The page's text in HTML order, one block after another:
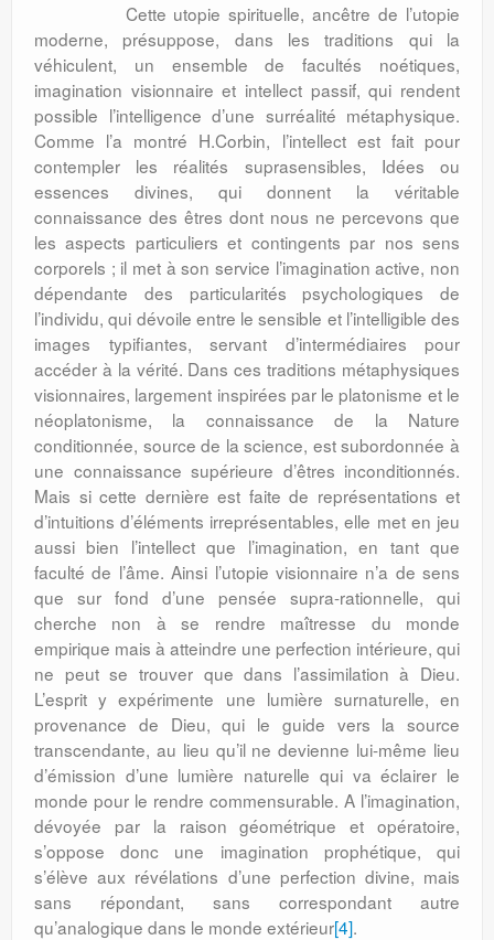
Cette utopie spirituelle, ancêtre de l’utopie
moderne, présuppose, dans les traditions qui la
véhiculent, un ensemble de facultés noétiques,
imagination visionnaire et intellect passif, qui rendent
possible l’intelligence d’une surréalité métaphysique.
Comme l’a montré H.Corbin, l’intellect est fait pour
contempler les réalités suprasensibles, Idées ou
essences divines, qui donnent la véritable
connaissance des êtres dont nous ne percevons que
les aspects particuliers et contingents par nos sens
corporels ; il met à son service l’imagination active, non
dépendante des particularités psychologiques de
l’individu, qui dévoile entre le sensible et l’intelligible des
images typifiantes, servant d’intermédiaires pour
accéder à la vérité. Dans ces traditions métaphysiques
visionnaires, largement inspirées par le platonisme et le
néoplatonisme, la connaissance de la Nature
conditionnée, source de la science, est subordonnée à
une connaissance supérieure d’êtres inconditionnés.
Mais si cette dernière est faite de représentations et
d’intuitions d’éléments irreprésentables, elle met en jeu
aussi bien l’intellect que l’imagination, en tant que
faculté de l’âme. Ainsi l’utopie visionnaire n’a de sens
que sur fond d’une pensée supra-rationnelle, qui
cherche non à se rendre maîtresse du monde
empirique mais à atteindre une perfection intérieure, qui
ne peut se trouver que dans l’assimilation à Dieu.
L’esprit y expérimente une lumière surnaturelle, en
provenance de Dieu, qui le guide vers la source
transcendante, au lieu qu’il ne devienne lui-même lieu
d’émission d’une lumière naturelle qui va éclairer le
monde pour le rendre commensurable. A l’imagination,
dévoyée par la raison géométrique et opératoire,
s’oppose donc une imagination prophétique, qui
s’élève aux révélations d’une perfection divine, mais
sans répondant, sans correspondant autre
qu’analogique dans le monde extérieur[4].